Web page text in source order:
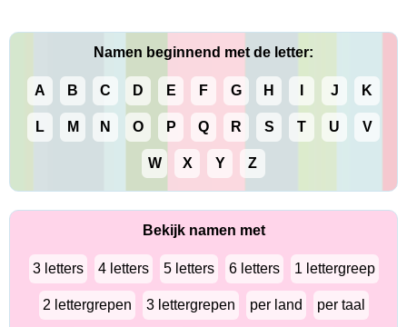
Namen beginnend met de letter:
A B C D E F G H J K
L M N O P Q R S T U V
W X Y Z
Bekijk namen met
3 letters 4 letters 5 letters 6 letters 1 lettergreep
2 lettergrepen 3 lettergrepen per land per taal